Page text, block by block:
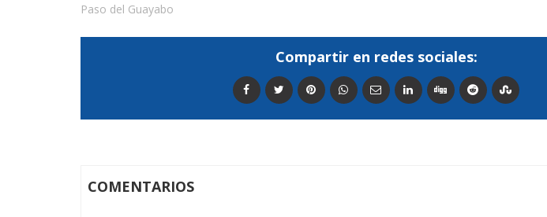
Paso del Guayabo
Compartir en redes sociales:
COMENTARIOS